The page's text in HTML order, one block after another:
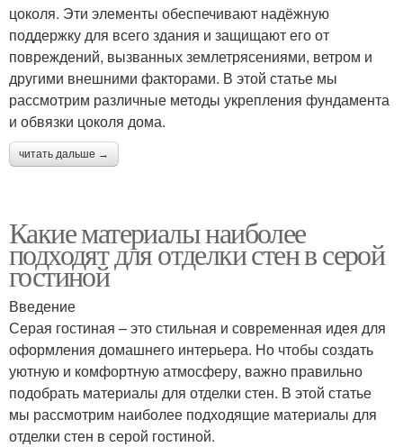
цоколя. Эти элементы обеспечивают надёжную
поддержку для всего здания и защищают его от
повреждений, вызванных землетрясениями, ветром и
другими внешними факторами. В этой статье мы
рассмотрим различные методы укрепления фундамента
и обвязки цоколя дома.
читать дальше →
Какие материалы наиболее
подходят для отделки стен в серой
гостиной
Введение
Серая гостиная – это стильная и современная идея для
оформления домашнего интерьера. Но чтобы создать
уютную и комфортную атмосферу, важно правильно
подобрать материалы для отделки стен. В этой статье
мы рассмотрим наиболее подходящие материалы для
отделки стен в серой гостиной.